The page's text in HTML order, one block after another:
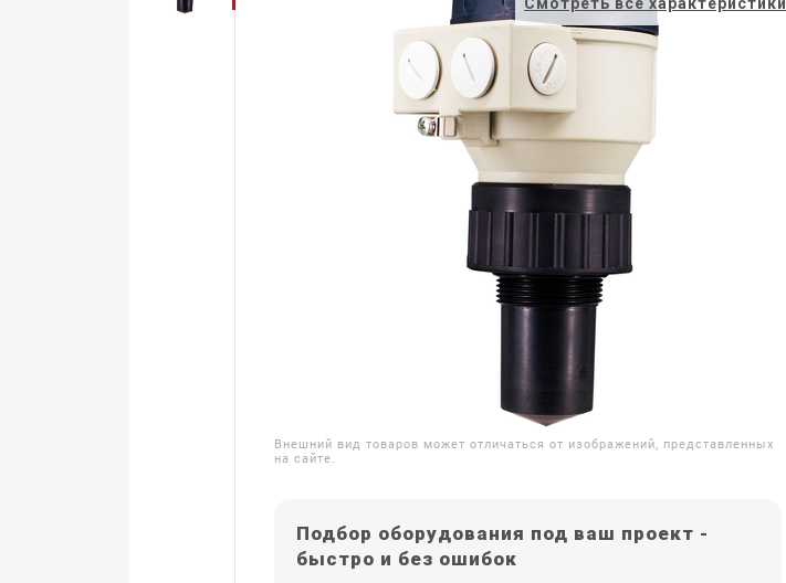
Внешний вид товаров может отличаться от изображений, представленных
на сайте.
Подбор оборудования под ваш проект -
быстро и без ошибок